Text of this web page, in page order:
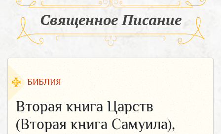
Священное Писание
БИБЛИЯ
Вторая книга Царств
(Вторая книга Самуила),